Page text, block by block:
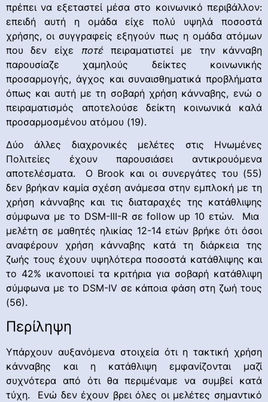
πρέπει να εξεταστεί μέσα στο κοινωνικό περιβάλλον:
επειδή αυτή η ομάδα είχε πολύ υψηλά ποσοστά
χρήσης, οι συγγραφείς εξηγούν πως η ομάδα ατόμων
που δεν είχε ποτέπειραματιστεί με την κάνναβη
παρουσίαζε χαμηλούς δείκτες κοινωνικής
προσαρμογής, άγχος και συναισθηματικά προβλήματα
όπως και αυτή με τη σοβαρή χρήση κάνναβης, ενώ ο
πειραματισμός αποτελούσε δείκτη κοινωνικά καλά
προσαρμοσμένου ατόμου (19).
Δύο άλλες διαχρονικές μελέτες στις Ηνωμένες
Πολιτείες έχουν παρουσιάσει αντικρουόμενα
αποτελέσματα. Ο Brook και οι συνεργάτες του (55)
δεν βρήκαν καμία σχέση ανάμεσα στην εμπλοκή με τη
χρήση κάνναβης και τις διαταραχές της κατάθλιψης
σύμφωνα με το DSM-III-R σε follow up 10 ετών. Μια
μελέτη σε μαθητές ηλικίας 12-14 ετών βρήκε ότι όσοι
αναφέρουν χρήση κάνναβης κατά τη διάρκεια της
ζωής τους έχουν υψηλότερα ποσοστά κατάθλιψης και
το 42% ικανοποιεί τα κριτήρια για σοβαρή κατάθλιψη
σύμφωνα με το DSM-IV σε κάποια φάση στη ζωή τους
(56).
Περίληψη
Υπάρχουν αυξανόμενα στοιχεία ότι η τακτική χρήση
κάνναβης και η κατάθλιψη εμφανίζονται μαζί
συχνότερα από ότι θα περιμέναμε να συμβεί κατά
τύχη. Ενώ δεν έχουν βρει όλες οι μελέτες σημαντικό